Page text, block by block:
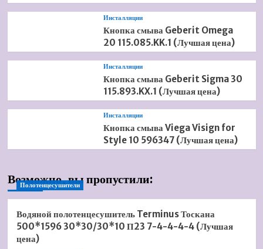
Инсталляции
Кнопка смыва Geberit Omega
20 115.085.KK.1 (Лучшая цена)
Инсталляции
Кнопка смыва Geberit Sigma 30
115.893.KX.1 (Лучшая цена)
Инсталляции
Кнопка смыва Viega Visign for
Style 10 596347 (Лучшая цена)
Возможно, вы пропустили:
Полотенцесушители
Водяной полотенцесушитель Terminus Тоскана
500*1596 30*30/30*10 П23 7-4-4-4-4 (Лучшая
цена)